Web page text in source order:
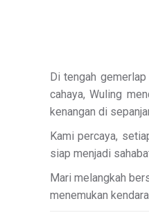
Di tengah
cahaya, Wuling
kenangan di
Kami percaya,
siap menjadi
Mari melangkah
menemukan